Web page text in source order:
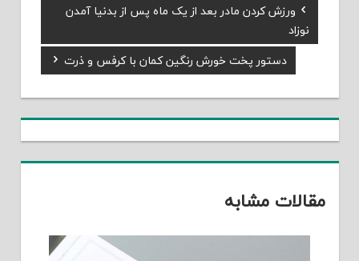
راهبری
نوشته
Previous
Post:
ورزش کردن مادر بعد از یک ماه پس از بدنیا آمدن
نوزاد
Next
Post:
دستور پخت خورش رنگین کمان با کرفس و ذرت
مقالات مشابه